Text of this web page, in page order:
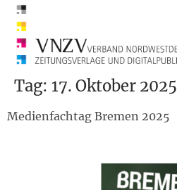
Tag: 17. Oktober 2025
Medienfachtag Bremen 2025